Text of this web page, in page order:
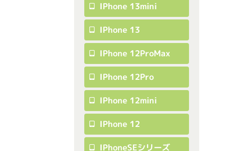
IPhone 13mini
IPhone 13
IPhone 12ProMax
IPhone 12Pro
IPhone 12mini
IPhone 12
IPhoneSEシリーズ